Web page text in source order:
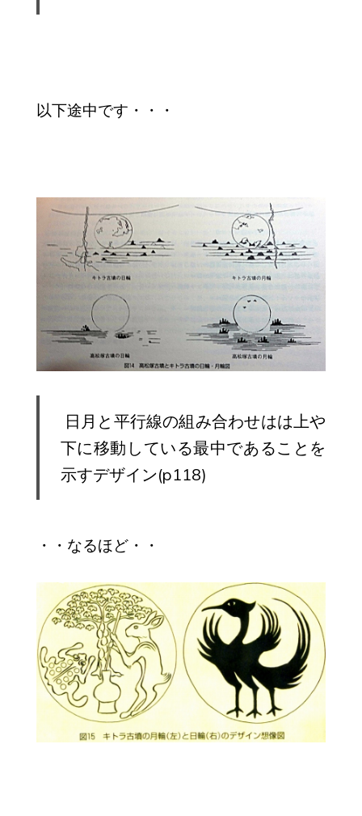
以下途中です・・・
日月と平行線の組み合わせはは上や
下に移動している最中であることを
示すデザイン(p118)
・・なるほど・・